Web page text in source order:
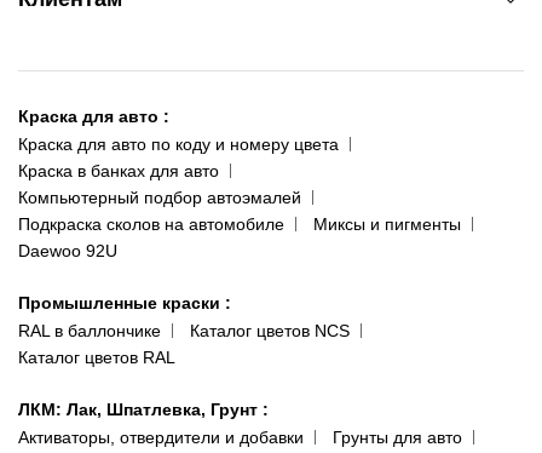
093 611-39-23
(ориентир: Интайм №40)
Одесса
пр-т Акад. Глушко, 29
066 554-97-70
Доставка и оплата
Сотрудничество
Наши публикации
Публичная оферта
Политика конфиденциальности
Краска для авто :
Краска для авто по коду и номеру цвета
Краска в банках для авто
Компьютерный подбор автоэмалей
Подкраска сколов на автомобиле
Миксы и пигменты
Daewoo 92U
Промышленные краски :
RAL в баллончике
Каталог цветов NCS
Каталог цветов RAL
ЛКМ: Лак, Шпатлевка, Грунт :
Активаторы, отвердители и добавки
Грунты для авто